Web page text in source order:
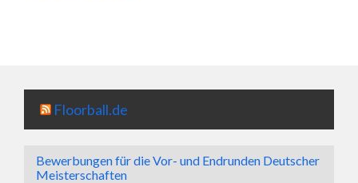
Floorball.de
Bewerbungen für die Vor- und Endrunden Deutscher
Meisterschaften